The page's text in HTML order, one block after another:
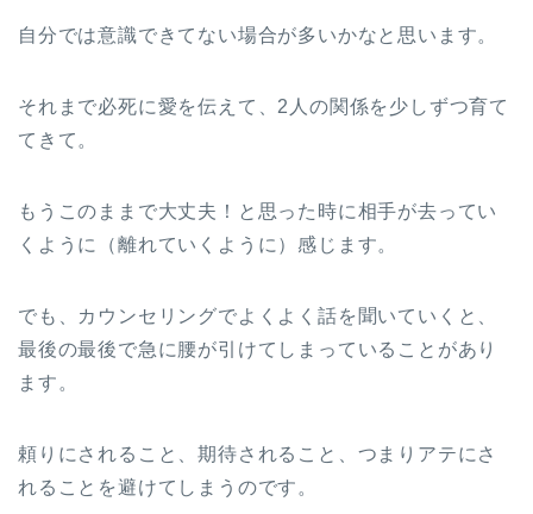
自分では意識できてない場合が多いかなと思います。
それまで必死に愛を伝えて、2人の関係を少しずつ育て
てきて。
もうこのままで大丈夫！と思った時に相手が去ってい
くように（離れていくように）感じます。
でも、カウンセリングでよくよく話を聞いていくと、
最後の最後で急に腰が引けてしまっていることがあり
ます。
頼りにされること、期待されること、つまりアテにさ
れることを避けてしまうのです。